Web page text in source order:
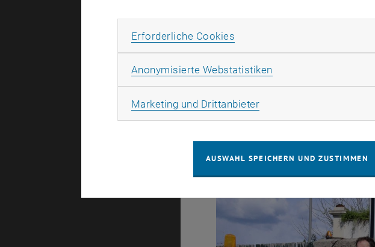
Prosciutto Alberti 1906
. In dem
Betrieben aus der Region
Blut rausgepresst wird und
reifen die Rohschinken 18 bis 24
Erforderliche Cookies
Anonymisierte Webstatistiken
Marketing und DrittanbieterMarketing Cookies
AUSWAHL SPEICHERN UND ZUSTIMMEN